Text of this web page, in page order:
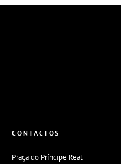
CONTACTOS
Praça do Príncipe Real